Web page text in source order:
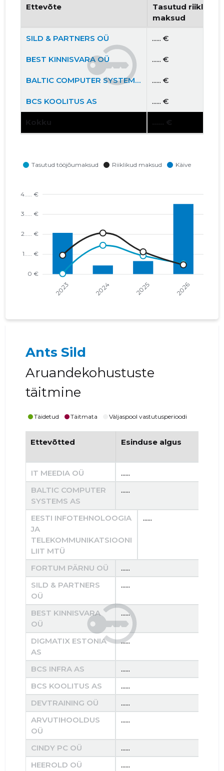
Ettevõte
Tasutud riiklikud
maksud
SILD & PARTNERS OÜ ...... €
BEST KINNISVARA OÜ ...... €
BALTIC COMPUTER SYSTEMS AS ...... €
BCS KOOLITUS AS ...... €
Kokku ...... €
Ants Sild
Aruandekohustuste
täitmine
Täidetud Täitmata Väljaspool vastutusperioodi
Ettevõtted Esinduse algus
IT MEEDIA OÜ ......
BALTIC COMPUTER
SYSTEMS AS
......
EESTI INFOTEHNOLOOGIA
JA
TELEKOMMUNIKATSIOONI
LIIT MTÜ
......
FORTUM PÄRNU OÜ ......
SILD & PARTNERS
OÜ
......
BEST KINNISVARA
OÜ
......
DIGMATIX ESTONIA
AS
......
BCS INFRA AS ......
BCS KOOLITUS AS
......
DEVTRAINING OÜ
......
ARVUTIHOOLDUS
OÜ
......
CINDY PC OÜ ......
HEEROLD OÜ
......